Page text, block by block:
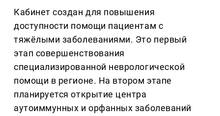
Кабинет создан для повышения
доступности помощи пациентам с
тяжёлыми заболеваниями. Это первый
этап совершенствования
специализированной неврологической
помощи в регионе. На втором этапе
планируется открытие центра
аутоиммунных и орфанных заболеваний